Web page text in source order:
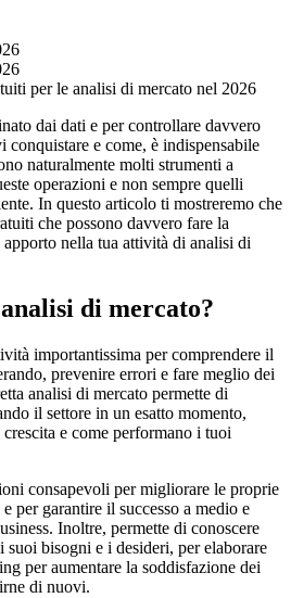
dai dati e per controllare davvero
conquistare e come, è indispensabile
naturalmente molti strumenti a
operazioni e non sempre quelli
In questo articolo ti mostreremo che
che possono davvero fare la
nella tua attività di analisi di
analisi di mercato?
importantissima per comprendere il
prevenire errori e fare meglio dei
analisi di mercato permette di
il settore in un esatto momento,
e come performano i tuoi
consapevoli per migliorare le proprie
per garantire il successo a medio e
Inoltre, permette di conoscere
bisogni e i desideri, per elaborare
per aumentare la soddisfazione dei
di nuovi.